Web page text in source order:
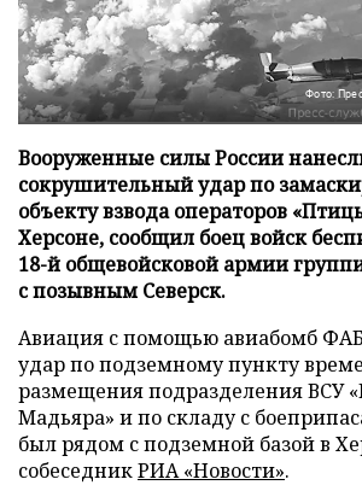
Фото:
Вооруженные силы России
сокрушительный удар по
объекту взвода операторов
Херсоне, сообщил боец войск
18-й общевойсковой армии
с позывным Северск.
Авиация с помощью авиабомб
удар по подземному пункту
размещения подразделения ВСУ
Мадьяра» и по складу с
был рядом с подземной базой в
собеседникРИА «Новости».